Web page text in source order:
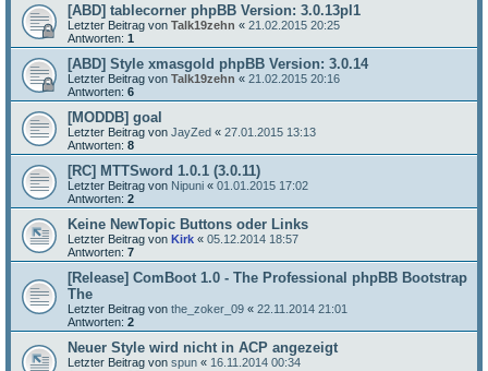
[ABD] tablecorner phpBB Version: 3.0.13pl1
Letzter Beitrag von Talk19zehn « 21.02.2015 20:25
Antworten: 1
[ABD] Style xmasgold phpBB Version: 3.0.14
Letzter Beitrag von Talk19zehn « 21.02.2015 20:16
Antworten: 6
[MODDB] goal
Letzter Beitrag von JayZed « 27.01.2015 13:13
Antworten: 8
[RC] MTTSword 1.0.1 (3.0.11)
Letzter Beitrag von Nipuni « 01.01.2015 17:02
Antworten: 2
Keine NewTopic Buttons oder Links
Letzter Beitrag von Kirk « 05.12.2014 18:57
Antworten: 7
[Release] ComBoot 1.0 - The Professional phpBB Bootstrap
The
Letzter Beitrag von the_zoker_09 « 22.11.2014 21:01
Antworten: 2
Neuer Style wird nicht in ACP angezeigt
Letzter Beitrag von spun « 16.11.2014 00:34